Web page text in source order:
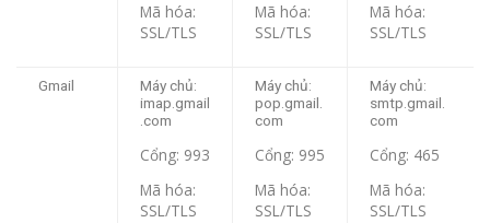
Mã hóa:
SSL/TLS
Mã hóa:
SSL/TLS
Mã hóa:
SSL/TLS
Gmail
Máy chủ:
imap.gmail
.com
Cổng: 993
Mã hóa:
SSL/TLS
Máy chủ:
pop.gmail.
com
Cổng: 995
Mã hóa:
SSL/TLS
Máy chủ:
smtp.gmail.
com
Cổng: 465
Mã hóa:
SSL/TLS